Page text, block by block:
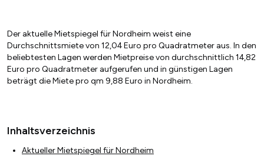
Der aktuelle Mietspiegel für Nordheim weist eine
Durchschnittsmiete von 12,04 Euro pro Quadratmeter aus. In den
beliebtesten Lagen werden Mietpreise von durchschnittlich 14,82
Euro pro Quadratmeter aufgerufen und in günstigen Lagen
beträgt die Miete pro qm 9,88 Euro in Nordheim.
Inhaltsverzeichnis
Aktueller Mietspiegel für Nordheim